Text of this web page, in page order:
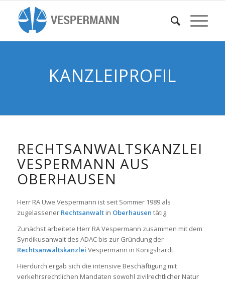
KANZLEIPROFIL
RECHTSANWALTSKANZLEI
VESPERMANN AUS
OBERHAUSEN
Herr RA Uwe Vespermann ist seit Sommer 1989 als
zugelassener Rechtsanwaltin Oberhausen tätig.
Zunächst arbeitete Herr RA Vespermann zusammen mit dem
Syndikusanwalt des ADAC bis zur Gründung der
Rechtsanwaltskanzlei Vespermann in Königshardt.
Hierdurch ergab sich die intensive Beschäftigung mit
verkehrsrechtlichen Mandaten sowohl zivilrechtlicher Natur